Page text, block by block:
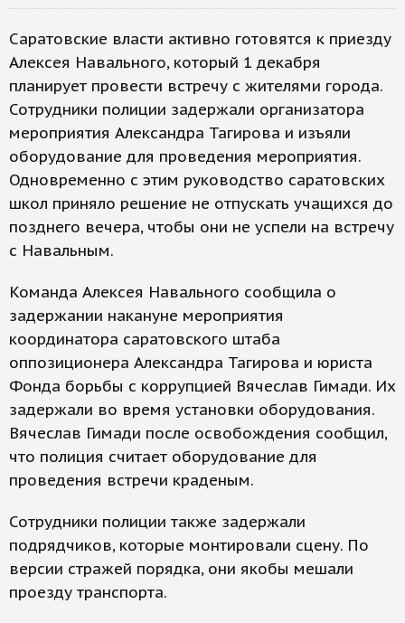
Саратовские власти активно готовятся к приезду
Алексея Навального, который 1 декабря
планирует провести встречу с жителями города.
Сотрудники полиции задержали организатора
мероприятия Александра Тагирова и изъяли
оборудование для проведения мероприятия.
Одновременно с этим руководство саратовских
школ приняло решение не отпускать учащихся до
позднего вечера, чтобы они не успели на встречу
с Навальным.
Команда Алексея Навального сообщила о
задержании накануне мероприятия
координатора саратовского штаба
оппозиционера Александра Тагирова и юриста
Фонда борьбы с коррупцией Вячеслав Гимади. Их
задержали во время установки оборудования.
Вячеслав Гимади после освобождения сообщил,
что полиция считает оборудование для
проведения встречи краденым.
Сотрудники полиции также задержали
подрядчиков, которые монтировали сцену. По
версии стражей порядка, они якобы мешали
проезду транспорта.